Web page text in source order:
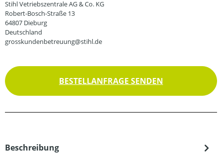
Stihl Vetriebszentrale AG & Co. KG
Robert-Bosch-Straße 13
64807 Dieburg
Deutschland
grosskundenbetreuung@stihl.de
BESTELLANFRAGE SENDEN
Beschreibung